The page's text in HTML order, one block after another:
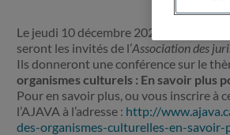
Le jeudi 10 décembre 2020, de 12h à
seront les invités de l’Association des
Ils donneront une conférence sur le
organismes culturels : En savoir plus
Pour en savoir plus, ou vous inscrire à
l’AJAVA à l’adresse : http://
des-organismes-culturelles-en-